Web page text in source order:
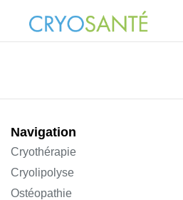
Navigation
Cryothérapie
Cryolipolyse
Ostéopathie